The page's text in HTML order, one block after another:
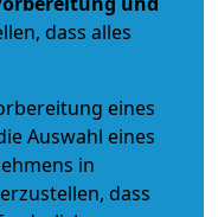
dass alles
eines
Auswahl eines
in
dass